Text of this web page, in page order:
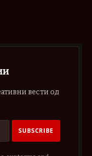
вести од